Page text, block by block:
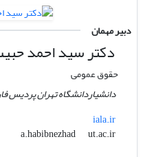
دبیر مهمان
دکتر سید احمد
حقوق عمومی
دانشیاردانشگاه تهران پردیس
iala.ir
a.habibnezhad
ut.ac.ir